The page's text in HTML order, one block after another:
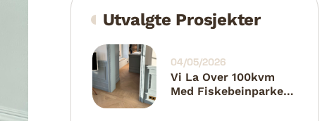
Utvalgte Prosjekter
Vi La Over 100kvm
Med Fiskebeinparkett
04/05/2026